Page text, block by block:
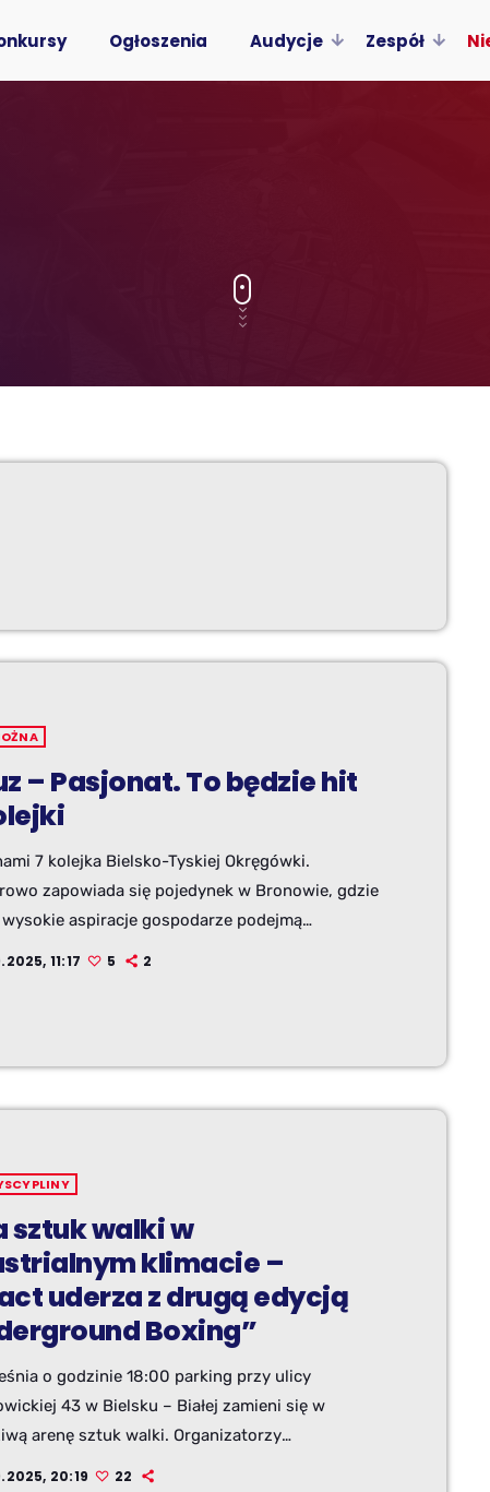
Ogłoszenia Audycje Zespół
– Pasjonat. To będzie hit
7 kolejka Bielsko-Tyskiej Okręgówki.
zapowiada się pojedynek w Bronowie, gdzie
aspiracje gospodarze podejmą
lidera z Dankowic. Statystyki nie grają, boisko
– niedawnego pogromcę Rotuza. Piłkarze z
11:17 5 2
sztuk walki w
klimacie –
uderza z drugą edycją
Boxing”
o godzinie 18:00 parking przy ulicy
43 w Bielsku – Białej zamieni się w
arenę sztuk walki. Organizatorzy
wiele atrakcji dla miłośników sportów
20:19 22